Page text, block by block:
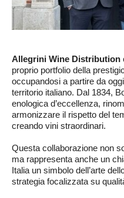
Allegrini Wine Distribution
proprio portfolio della
occupandosi a partire da
territorio italiano. Dal 1834,
enologica d’eccellenza,
armonizzare il rispetto del
creando vini straordinari.
Questa collaborazione non
ma rappresenta anche un
Italia un simbolo dell’arte
strategia focalizzata su